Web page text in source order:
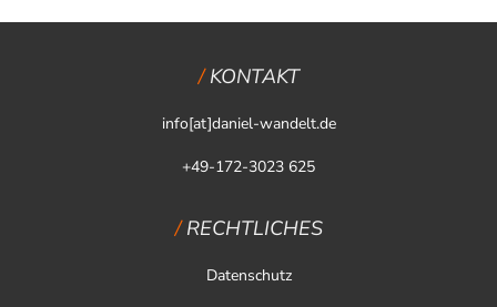
KONTAKT
info[at]daniel-wandelt.de
+49-172-3023 625
RECHTLICHES
Datenschutz